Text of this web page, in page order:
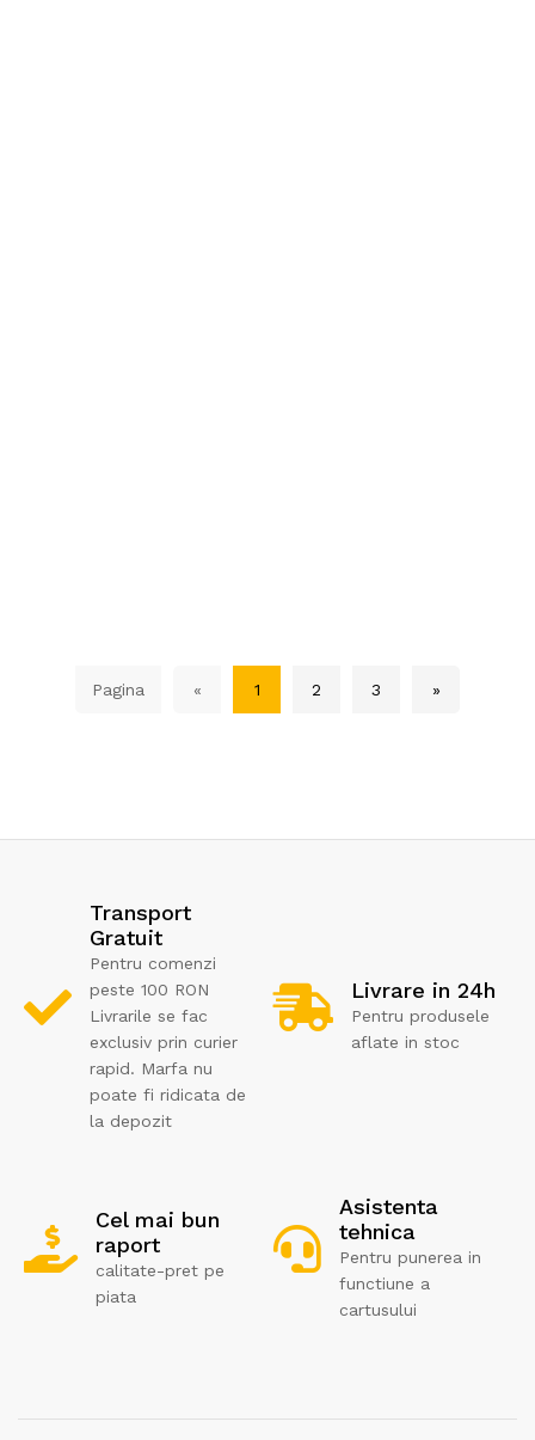
Pagina « 1 2 3 »
Transport
Gratuit
Pentru comenzi
peste 100 RON
Livrarile se fac
exclusiv prin curier
rapid. Marfa nu
poate fi ridicata de
la depozit
Livrare in 24h
Pentru produsele
aflate in stoc
Cel mai bun
raport
calitate-pret pe
piata
Asistenta
tehnica
Pentru punerea in
functiune a
cartusului